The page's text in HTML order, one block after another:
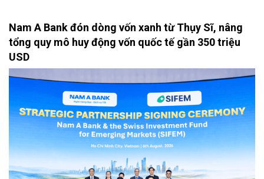
Nam A Bank đón dòng vốn xanh từ Thụy Sĩ, nâng
tổng quy mô huy động vốn quốc tế gần 350 triệu
USD